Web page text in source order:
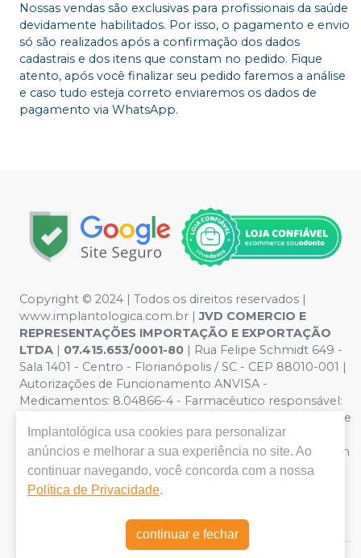
Nossas vendas são exclusivas para profissionais da saúde
devidamente habilitados. Por isso, o pagamento e envio
só são realizados após a confirmação dos dados
cadastrais e dos itens que constam no pedido. Fique
atento, após você finalizar seu pedido faremos a análise
e caso tudo esteja correto enviaremos os dados de
pagamento via WhatsApp.
Copyright © 2024 | Todos os direitos reservados |
www.implantologica.com.br |JVD COMERCIO E
REPRESENTAÇÕES IMPORTAÇÃO E EXPORTAÇÃO
LTDA | 07.415.653/0001-80 | Rua Felipe Schmidt 649 -
Sala 1401 - Centro - Florianópolis / SC - CEP 88010-001 |
Autorizações de Funcionamento ANVISA -
Medicamentos: 8.04866-4 - Farmacêutico responsável:
Patricia Dalazen. CRF/SC nº 15678| Política de Privacidade
e Segurança - Fotos meramente ilustrativas - Os preços
e condições da loja virtual estão sujeitos a alterações. Em
caso de divergência de preços no site, o valor válido é o
do Carrinho de Compra. Não vendemos por atacado
compras de grandes volumes pelo site.
Implantológica usa cookies para personalizar
anúncios e melhorar a sua experiência no site. Ao
continuar navegando, você concorda com a nossa
Política de Privacidade.
continuar e fechar